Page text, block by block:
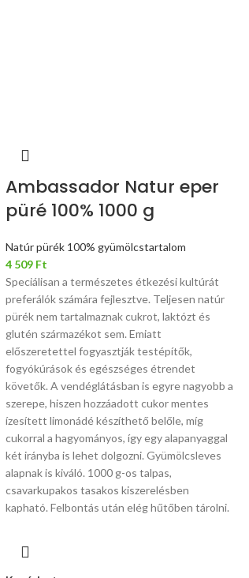
Ambassador Natur eper
püré 100% 1000 g
Natúr pürék 100% gyümölcstartalom
4 509 Ft
Speciálisan a természetes étkezési kultúrát
preferálók számára fejlesztve. Teljesen natúr
pürék nem tartalmaznak cukrot, laktózt és
glutén származékot sem. Emiatt
előszeretettel fogyasztják testépítők,
fogyókúrások és egészséges étrendet
követők. A vendéglátásban is egyre nagyobb a
szerepe, hiszen hozzáadott cukor mentes
ízesített limonádé készíthető belőle, míg
cukorral a hagyományos, így egy alapanyaggal
két irányba is lehet dolgozni. Gyümölcsleves
alapnak is kiváló. 1000 g-os talpas,
csavarkupakos tasakos kiszerelésben
kapható. Felbontás után elég hűtőben tárolni.